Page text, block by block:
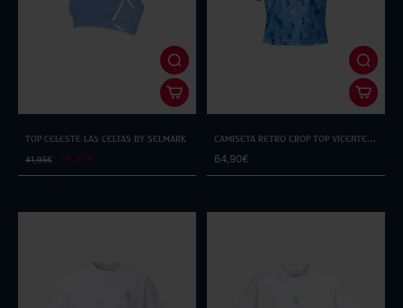
Top Celeste Las Celtas By Selmark
41,95€ 29,37€
Camiseta Retro Crop Top Vicente
Álvarez
64,90€